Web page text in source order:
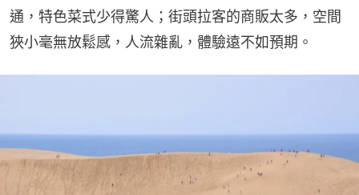
通，特色菜式少得驚人；街頭拉客的商販太多，空間
狹小毫無放鬆感，人流雜亂，體驗遠不如預期。